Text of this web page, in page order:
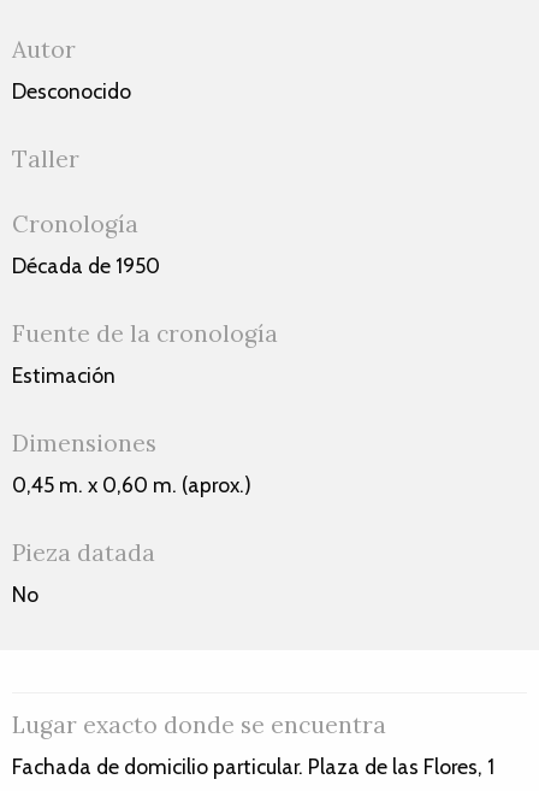
Autor
Desconocido
Taller
Cronología
Década de 1950
Fuente de la cronología
Estimación
Dimensiones
0,45 m. x 0,60 m. (aprox.)
Pieza datada
No
Lugar exacto donde se encuentra
Fachada de domicilio particular. Plaza de las Flores, 1